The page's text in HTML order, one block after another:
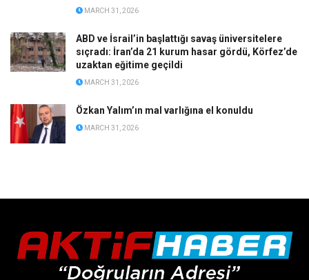
MARCH 31, 2026
ABD ve İsrail’in başlattığı savaş üniversitelere
sıçradı: İran’da 21 kurum hasar gördü, Körfez’de
uzaktan eğitime geçildi
MARCH 31, 2026
Özkan Yalım’ın mal varlığına el konuldu
MARCH 31, 2026